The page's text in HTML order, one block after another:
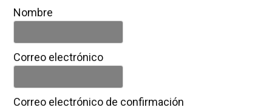
Nombre
Correo electrónico
Correo electrónico de confirmación